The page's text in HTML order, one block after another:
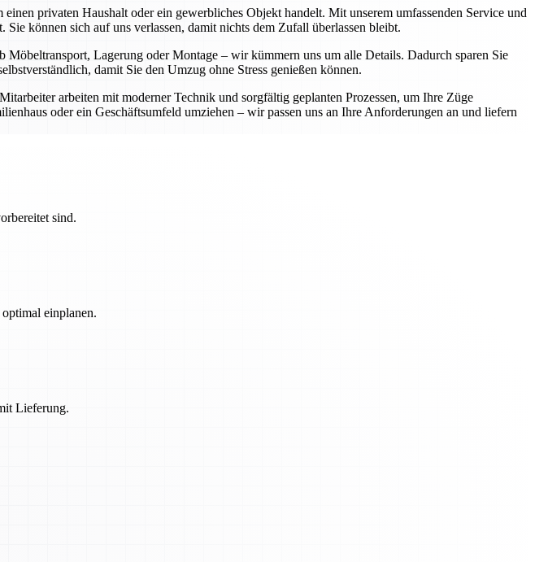
privaten Haushalt oder ein gewerbliches Objekt handelt. Mit unserem umfassenden Service und
können sich auf uns verlassen, damit nichts dem Zufall überlassen bleibt.
Lagerung oder Montage – wir kümmern uns um alle Details. Dadurch sparen Sie
damit Sie den Umzug ohne Stress genießen können.
arbeiten mit moderner Technik und sorgfältig geplanten Prozessen, um Ihre Züge
oder ein Geschäftsumfeld umziehen – wir passen uns an Ihre Anforderungen an und liefern
sind.
einplanen.
Lieferung.